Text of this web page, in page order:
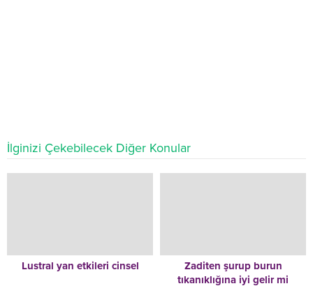
İlginizi Çekebilecek Diğer Konular
Lustral yan etkileri cinsel
Zaditen şurup burun
tıkanıklığına iyi gelir mi